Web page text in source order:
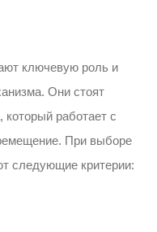
ключевую роль и
Они стоят
который работает с
При выборе
следующие критерии: